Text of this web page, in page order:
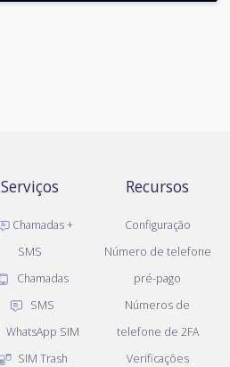
Serviços
Chamadas +
SMS
Chamadas
SMS
WhatsApp SIM
SIM Trash
Recursos
Configuração
Número de telefone
pré-pago
Números de
telefone de 2FA
Verificações